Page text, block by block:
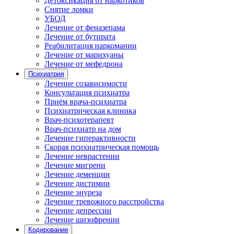
Снятие ломки
УБОД
Лечение от феназепама
Лечение от бутирата
Реабилитация наркомании
Лечение от марихуаны
Лечение от мефедрона
Психиатрия
Лечение созависимости
Консультация психиатра
Приём врача-психиатра
Психиатрическая клиника
Врач-психотерапевт
Врач-психиатр на дом
Лечение гиперактивности
Скорая психиатрическая помощь
Лечение неврастении
Лечение мигрени
Лечение деменции
Лечение дистимии
Лечение энуреза
Лечение тревожного расстройства
Лечение депрессии
Лечение шизофрении
Кодирование